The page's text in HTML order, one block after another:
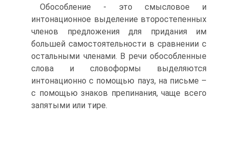
Обособление - это смысловое и
интонационное выделение второстепенных
членов предложения для придания им
большей самостоятельности в сравнении с
остальными членами. В речи обособленные
слова и словоформы выделяются
интонационно с помощью пауз, на письме –
с помощью знаков препинания, чаще всего
запятыми или тире.